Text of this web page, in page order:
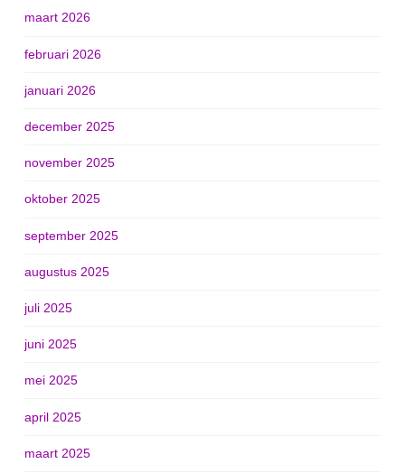
maart 2026
februari 2026
januari 2026
december 2025
november 2025
oktober 2025
september 2025
augustus 2025
juli 2025
juni 2025
mei 2025
april 2025
maart 2025